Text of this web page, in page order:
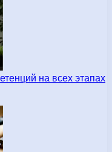
на всех этапах